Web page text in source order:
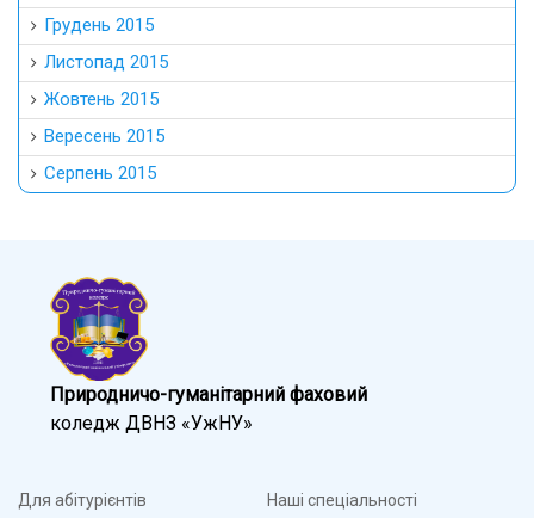
Грудень 2015
Листопад 2015
Жовтень 2015
Вересень 2015
Серпень 2015
Природничо-гуманітарний фаховий
коледж ДВНЗ «УжНУ»
Для абітурієнтів
Наші спеціальності